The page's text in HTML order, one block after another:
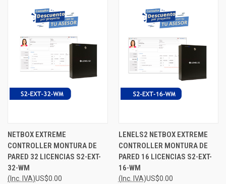
NETBOX EXTREME
CONTROLLER MONTURA DE
PARED 32 LICENCIAS S2-EXT-
32-WM
US$0.00
(Inc. IVA)
LENELS2 NETBOX EXTREME
CONTROLLER MONTURA DE
PARED 16 LICENCIAS S2-EXT-
16-WM
US$0.00
(Inc. IVA)